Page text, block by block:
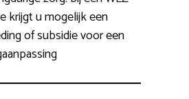
krijgt u mogelijk een
of subsidie voor een